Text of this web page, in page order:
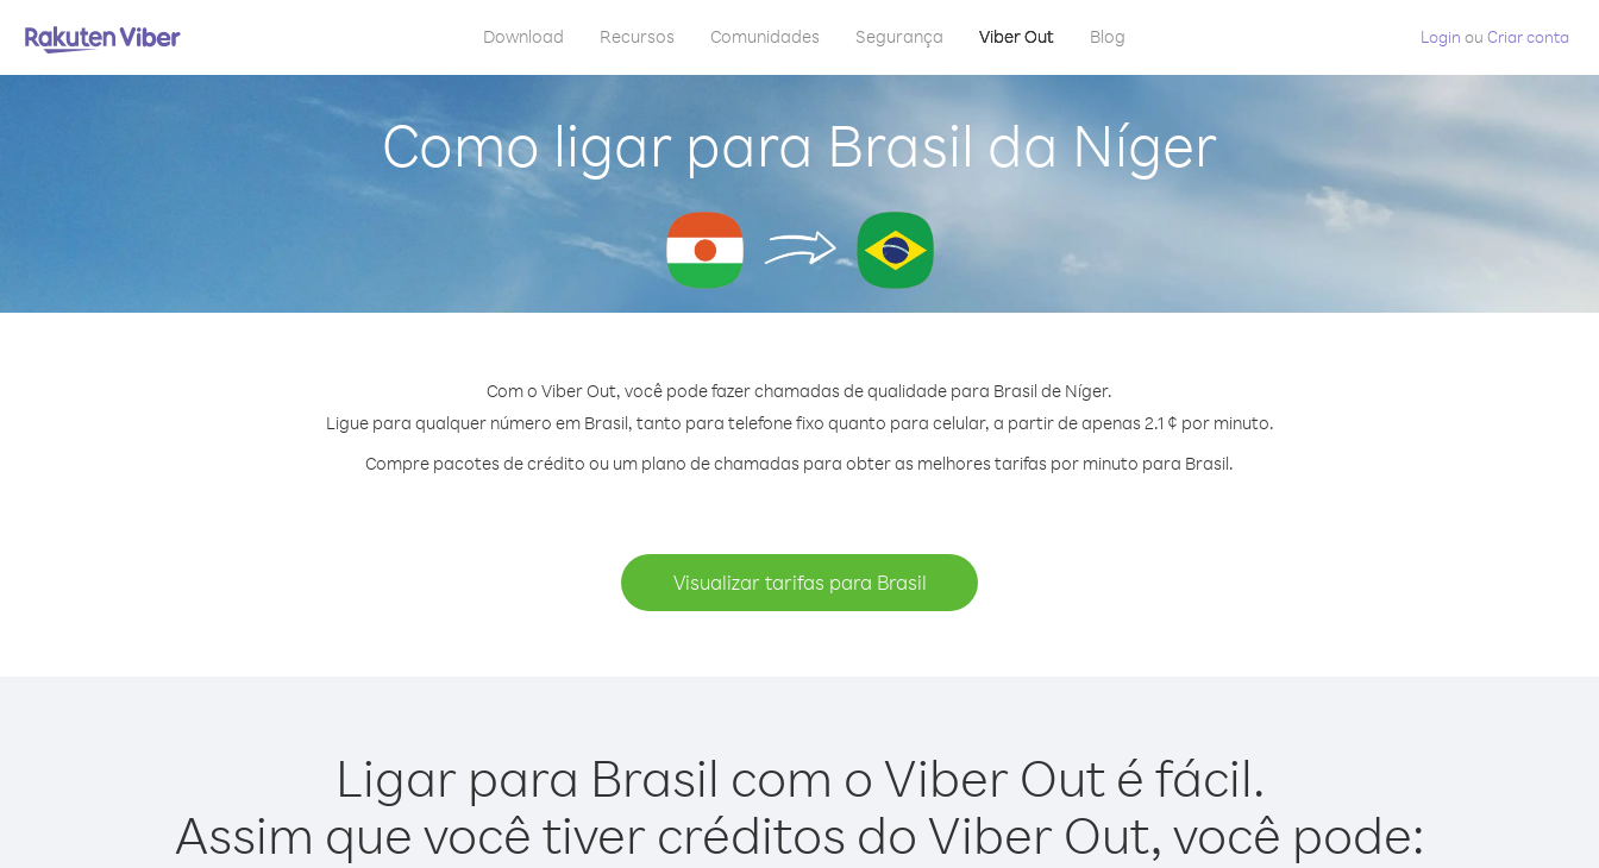
Download Recursos Comunidades Segurança Viber Out Blog Login ou Criar conta
Como ligar para Brasil da Níger
Com o Viber Out, você pode fazer chamadas de qualidade para Brasil de Níger.
Ligue para qualquer número em Brasil, tanto para telefone fixo quanto para celular, a partir de apenas 2.1 ¢ por minuto.
Compre pacotes de crédito ou um plano de chamadas para obter as melhores tarifas por minuto para Brasil.
Visualizar tarifas para Brasil
Ligar para Brasil com o Viber Out é fácil.
Assim que você tiver créditos do Viber Out, você pode: